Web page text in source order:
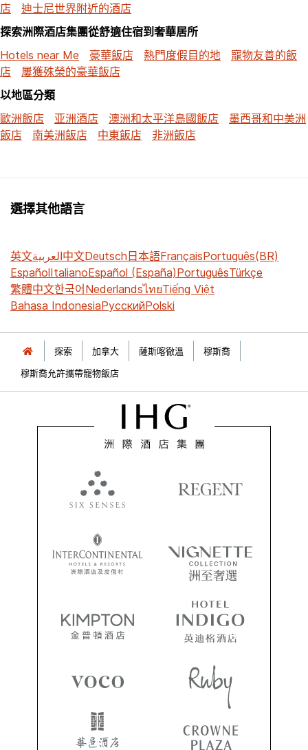
店
迪士尼世界附近的酒店
探索洲際酒店集團從舒適住宿到奢華居所
Hotels near Me
豪華飯店 熱門度假目的地
寵物友善的飯
店
屢獲殊榮的豪華飯店
以地區分類
歐洲飯店
亚洲酒店 澳洲和太平洋島國飯店
墨西哥和中美洲
飯店
南美洲飯店 中東飯店 非洲飯店
選擇其他語言
英文العربية中文Deutsch日本語FrançaisPortuguês(BR)
EspañolItalianoEspañol (España)PortuguêsTürkçe
繁體中文한국어NederlandsไทยTiếng Việt
Bahasa IndonesiaРусскийPolski
探索 加拿大 薩斯喀徹溫
穆斯喬
穆斯喬允許攜帶寵物飯店